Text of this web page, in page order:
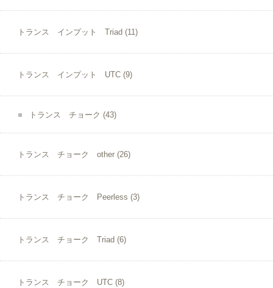
トランス インプット Triad (11)
トランス インプット UTC (9)
トランス チョーク (43)
トランス チョーク other (26)
トランス チョーク Peerless (3)
トランス チョーク Triad (6)
トランス チョーク UTC (8)